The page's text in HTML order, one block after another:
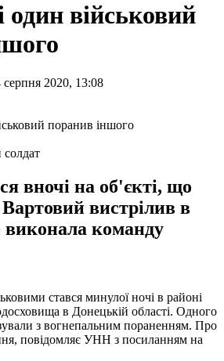
один військовий
2020, 13:08
вночі на об'єкті, що
вистрілив в
команду
стався минулої ночі в районі
в Донецькій області. Одного
з вогнепальним пораненням. Про
повідомляє УНН з посиланням на